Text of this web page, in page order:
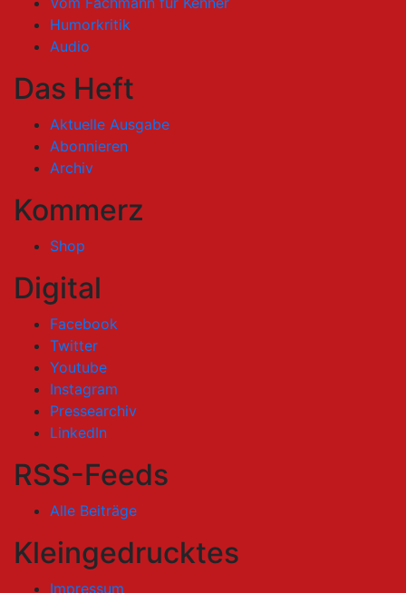
Humorkritik
Audio
Das Heft
Aktuelle Ausgabe
Abonnieren
Archiv
Kommerz
Shop
Digital
Facebook
Twitter
Youtube
Instagram
Pressearchiv
LinkedIn
RSS-Feeds
Alle Beiträge
Kleingedrucktes
Impressum